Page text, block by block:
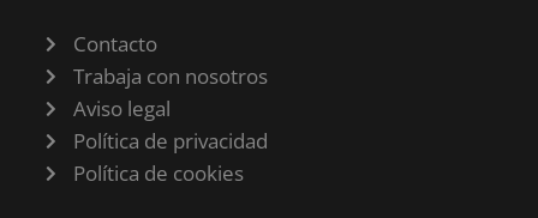
Contacto
Trabaja con nosotros
Aviso legal
Política de privacidad
Política de cookies